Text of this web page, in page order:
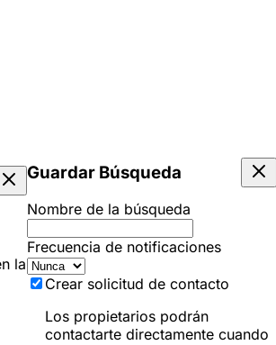
la
Guardar Búsqueda
Nombre de la búsqueda
Frecuencia de notificaciones
Crear solicitud de contacto
Los propietarios podrán
contactarte directamente cuando